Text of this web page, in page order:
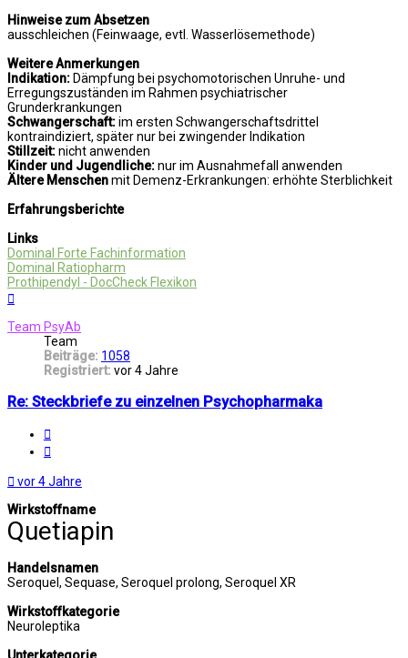
Hinweise zum Absetzen
ausschleichen (Feinwaage, evtl. Wasserlösemethode)
Weitere Anmerkungen
Indikation: Dämpfung bei psychomotorischen Unruhe- und
Erregungszuständen im Rahmen psychiatrischer
Grunderkrankungen
Schwangerschaft:im ersten Schwangerschaftsdrittel
kontraindiziert, später nur bei zwingender Indikation
Stillzeit:nicht anwenden
Kinder und Jugendliche:nur im Ausnahmefall anwenden
Ältere Menschenmit Demenz-Erkrankungen: erhöhte Sterblichkeit
Erfahrungsberichte
Links
Dominal Forte Fachinformation
Dominal Ratiopharm
Prothipendyl - DocCheck Flexikon
Team PsyAb
Team
Beiträge: 1058
Registriert: vor 4 Jahre
Re: Steckbriefe zu einzelnen Psychopharmaka
vor 4 Jahre
Wirkstoffname
Quetiapin
Handelsnamen
Seroquel, Sequase, Seroquel prolong, Seroquel XR
Wirkstoffkategorie
Neuroleptika